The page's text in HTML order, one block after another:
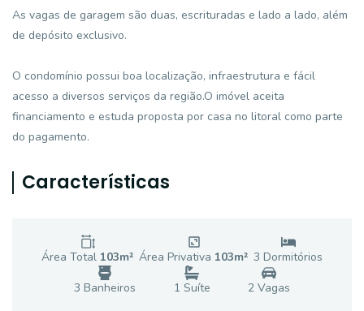
As vagas de garagem são duas, escrituradas e lado a lado, além
de depósito exclusivo.
O condomínio possui boa localização, infraestrutura e fácil
acesso a diversos serviços da região.O imóvel aceita
financiamento e estuda proposta por casa no litoral como parte
do pagamento.
Características
Área Total 103m² Área Privativa 103m² 3 Dormitórios
3 Banheiros 1 Suíte 2Vagas